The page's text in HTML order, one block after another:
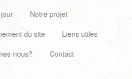
Notre projet
du site
Liens utiles
nous?
Contact